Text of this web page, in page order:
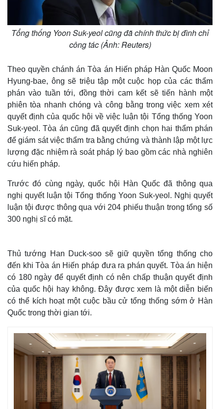
Quan sát
Cuộc sống đó đây
Multimedia
Video
Ảnh
Tổng thống Yoon Suk-yeol cũng đã chính thức bị đình chỉ
công tác (Ảnh: Reuters)
Theo quyền chánh án Tòa án Hiến pháp Hàn Quốc Moon
Hyung-bae, ông sẽ triệu tập một cuộc họp của các thẩm
phán vào tuần tới, đồng thời cam kết sẽ tiến hành một
phiên tòa nhanh chóng và công bằng trong việc xem xét
quyết định của quốc hội về việc luận tội Tổng thống Yoon
Suk-yeol. Tòa án cũng đã quyết định chọn hai thẩm phán
để giám sát việc thẩm tra bằng chứng và thành lập một lực
lượng đặc nhiệm rà soát pháp lý bao gồm các nhà nghiên
cứu hiến pháp.
Trước đó cùng ngày, quốc hội Hàn Quốc đã thông qua
nghị quyết luận tội Tổng thống Yoon Suk-yeol. Nghị quyết
luận tội được thông qua với 204 phiếu thuận trong tổng số
300 nghị sĩ có mặt.
Thủ tướng Han Duck-soo sẽ giữ quyền tổng thống cho
đến khi Tòa án Hiến pháp đưa ra phán quyết. Tòa án hiện
có 180 ngày để quyết định có nên chấp thuận quyết định
của quốc hội hay không. Đây được xem là một diễn biến
có thể kích hoạt một cuộc bầu cử tổng thống sớm ở Hàn
Quốc trong thời gian tới.